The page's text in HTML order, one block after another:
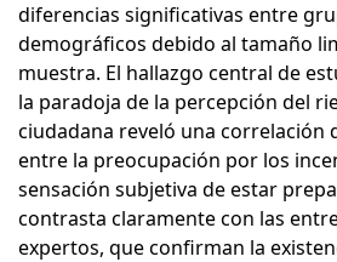
diferencias significativas entre
demográficos debido al tamaño
muestra. El hallazgo central de
la paradoja de la percepción del
ciudadana reveló una correlación
entre la preocupación por los
sensación subjetiva de estar
contrasta claramente con las
expertos, que confirman la